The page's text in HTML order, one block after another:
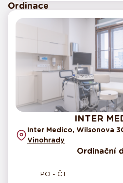
Ordinace
INTER
Inter Medico, Wilsonova
Vinohrady
Ordinační
PO - ČT